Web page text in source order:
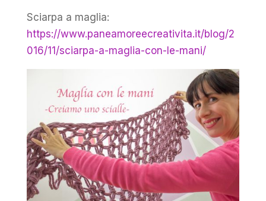
Sciarpa a maglia:
https://www.paneamoreecreativita.it/blog/2
016/11/sciarpa-a-maglia-con-le-mani/